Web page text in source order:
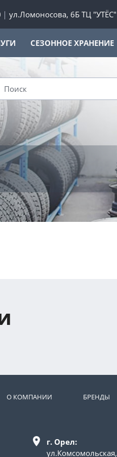
ул.Ломоносова, 6Б ТЦ "УТЁС"
СЕЗОННОЕ ХРАНЕНИЕ
О КОМПАНИИ БРЕНДЫ
г. Орел:
ул.Комсомольская,